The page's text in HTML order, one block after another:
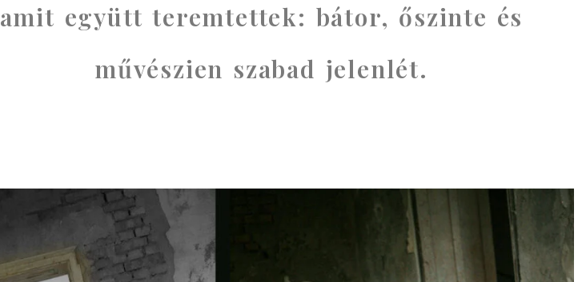
amit együtt teremtettek: bátor, őszinte és
művészien szabad jelenlét.